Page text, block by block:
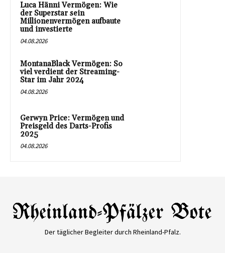
Luca Hänni Vermögen: Wie
der Superstar sein
Millionenvermögen aufbaute
und investierte
04.08.2026
MontanaBlack Vermögen: So
viel verdient der Streaming-
Star im Jahr 2024
04.08.2026
Gerwyn Price: Vermögen und
Preisgeld des Darts-Profis
2025
04.08.2026
Der täglicher Begleiter durch Rheinland-Pfalz.